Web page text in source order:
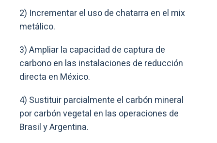
2) Incrementar el uso de chatarra en el mix
metálico.
3) Ampliar la capacidad de captura de
carbono en las instalaciones de reducción
directa en México.
4) Sustituir parcialmente el carbón mineral
por carbón vegetal en las operaciones de
Brasil y Argentina.